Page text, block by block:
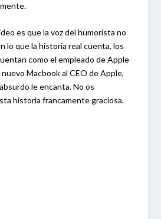
es que la voz del humorista no
lo que la historia real cuenta, los
como el empleado de Apple
Macbook al CEO de Apple,
le encanta. No os
historia francamente graciosa.